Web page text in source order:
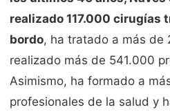
realizado 117.000 cirugías
bordo, ha tratado a más de
realizado más de 541.000
Asimismo, ha formado a
profesionales de la salud y